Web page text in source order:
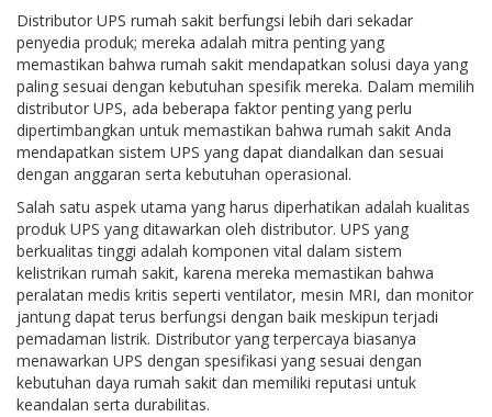
Distributor UPS rumah sakit berfungsi lebih dari sekadar
penyedia produk; mereka adalah mitra penting yang
memastikan bahwa rumah sakit mendapatkan solusi daya yang
paling sesuai dengan kebutuhan spesifik mereka. Dalam memilih
distributor UPS, ada beberapa faktor penting yang perlu
dipertimbangkan untuk memastikan bahwa rumah sakit Anda
mendapatkan sistem UPS yang dapat diandalkan dan sesuai
dengan anggaran serta kebutuhan operasional.
Salah satu aspek utama yang harus diperhatikan adalah kualitas
produk UPS yang ditawarkan oleh distributor. UPS yang
berkualitas tinggi adalah komponen vital dalam sistem
kelistrikan rumah sakit, karena mereka memastikan bahwa
peralatan medis kritis seperti ventilator, mesin MRI, dan monitor
jantung dapat terus berfungsi dengan baik meskipun terjadi
pemadaman listrik. Distributor yang terpercaya biasanya
menawarkan UPS dengan spesifikasi yang sesuai dengan
kebutuhan daya rumah sakit dan memiliki reputasi untuk
keandalan serta durabilitas.